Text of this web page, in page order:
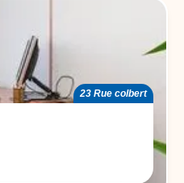
23 Rue colbert